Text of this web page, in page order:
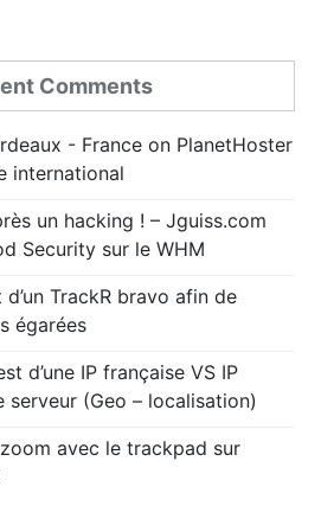
Comments
- France on PlanetHoster
international
un hacking ! – Jguiss.com
Security sur le WHM
d’un TrackR bravo afin de
égarées
d’une IP française VS IP
serveur (Geo – localisation)
avec le trackpad sur